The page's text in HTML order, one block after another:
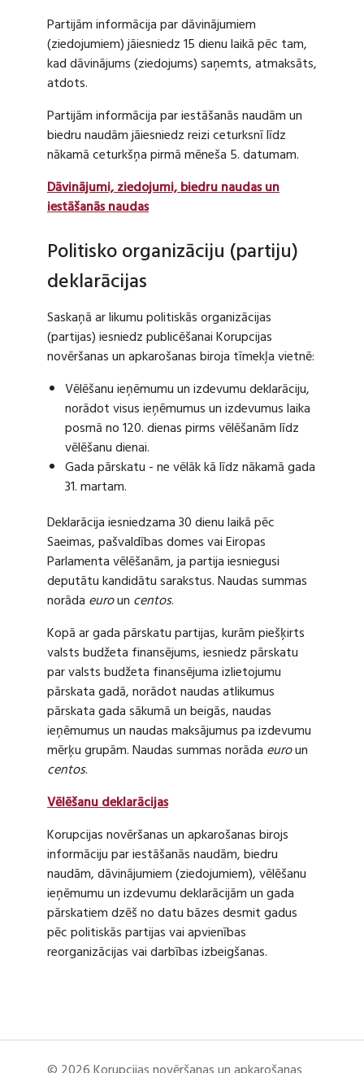
Partijām informācija par dāvinājumiem
(ziedojumiem) jāiesniedz 15 dienu laikā pēc tam,
kad dāvinājums (ziedojums) saņemts, atmaksāts,
atdots.
Partijām informācija par iestāšanās naudām un
biedru naudām jāiesniedz reizi ceturksnī līdz
nākamā ceturkšņa pirmā mēneša 5. datumam.
Dāvinājumi, ziedojumi, biedru naudas un
iestāšanās naudas
Politisko organizāciju (partiju)
deklarācijas
Saskaņā ar likumu politiskās organizācijas
(partijas) iesniedz publicēšanai Korupcijas
novēršanas un apkarošanas biroja tīmekļa vietnē:
Vēlēšanu ieņēmumu un izdevumu deklarāciju,
norādot visus ieņēmumus un izdevumus laika
posmā no 120. dienas pirms vēlēšanām līdz
vēlēšanu dienai.
Gada pārskatu - ne vēlāk kā līdz nākamā gada
31. martam.
Deklarācija iesniedzama 30 dienu laikā pēc
Saeimas, pašvaldības domes vai Eiropas
Parlamenta vēlēšanām, ja partija iesniegusi
deputātu kandidātu sarakstus. Naudas summas
norāda euroun centos.
Kopā ar gada pārskatu partijas, kurām piešķirts
valsts budžeta finansējums, iesniedz pārskatu
par valsts budžeta finansējuma izlietojumu
pārskata gadā, norādot naudas atlikumus
pārskata gada sākumā un beigās, naudas
ieņēmumus un naudas maksājumus pa izdevumu
mērķu grupām. Naudas summas norāda euroun
centos.
Vēlēšanu deklarācijas
Korupcijas novēršanas un apkarošanas birojs
informāciju par iestāšanās naudām, biedru
naudām, dāvinājumiem (ziedojumiem), vēlēšanu
ieņēmumu un izdevumu deklarācijām un gada
pārskatiem dzēš no datu bāzes desmit gadus
pēc politiskās partijas vai apvienības
reorganizācijas vai darbības izbeigšanas.